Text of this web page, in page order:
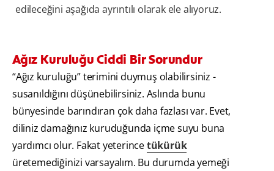
edileceğini aşağıda ayrıntılı olarak ele alıyoruz.
Ağız Kuruluğu Ciddi Bir Sorundur
“Ağız kuruluğu” terimini duymuş olabilirsiniz -
susanıldığını düşünebilirsiniz. Aslında bunu
bünyesinde barındıran çok daha fazlası var. Evet,
diliniz damağınız kuruduğunda içme suyu buna
yardımcı olur. Fakat yeterincetükürük
üretemediğinizi varsayalım. Bu durumda yemeği